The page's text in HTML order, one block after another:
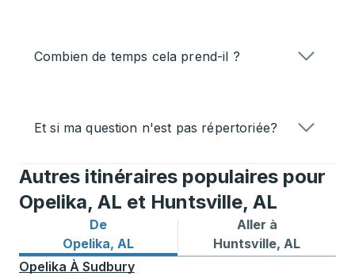
Combien de temps cela prend-il ?
Et si ma question n'est pas répertoriée?
Autres itinéraires populaires pour
Opelika, AL et Huntsville, AL
De
Opelika, AL
Itinéraires de bus depuis Opelika, AL
Aller à
Huntsville, AL
Itinéraires de bus vers
Opelika À Sudbury